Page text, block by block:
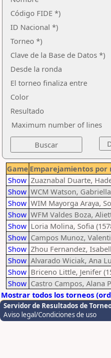
Código FIDE *)
ID Nacional *)
Torneo *)
Clave de la Base de Datos *)
Desde la ronda
El torneo finaliza entre
Color
Resultado
Maximum number of lines
Game Emparejamientos por
Show Zuaznabal Duarte,
Show WCM Watson,
Show WIM Mayorga Araya,
Show WFM Valdes Boza,
Show Loria Molina, Sofia
Show Campos Munoz,
Show Zhou Fernandez,
Show Alvarado Wiciak, Ana
Show Briceno Little, Jenifer
Show Castro Campos, Alana
Mostrar todos los torneos
Servidor de Resultados de
Aviso legal/Condiciones de uso